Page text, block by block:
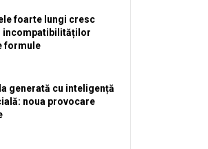
foarte lungi cresc
incompatibilităților
formule
generată cu inteligență
noua provocare